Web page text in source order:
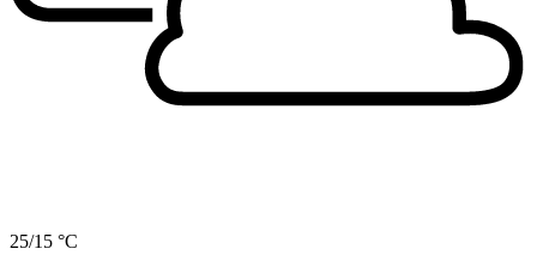
25/15 °C